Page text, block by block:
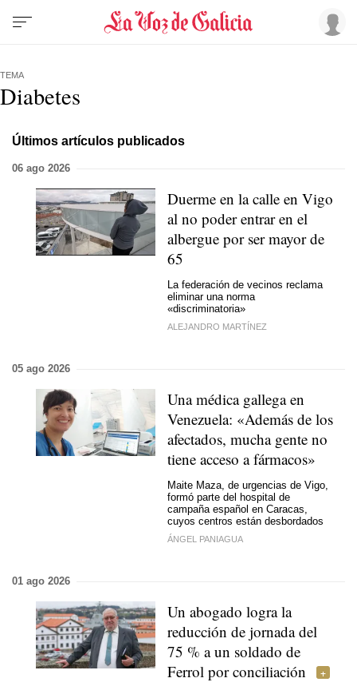
TEMA
Diabetes
Últimos artículos publicados
06 ago 2026
Duerme en la calle en Vigo
al no poder entrar en el
albergue por ser mayor de
65
La federación de vecinos reclama
eliminar una norma
«discriminatoria»
ALEJANDRO MARTÍNEZ
05 ago 2026
Una médica gallega en
Venezuela: «Además de los
afectados, mucha gente no
tiene acceso a fármacos»
Maite Maza, de urgencias de Vigo,
formó parte del hospital de
campaña español en Caracas,
cuyos centros están desbordados
ÁNGEL PANIAGUA
01 ago 2026
Un abogado logra la
reducción de jornada del
75 % a un soldado de
Ferrol por conciliación